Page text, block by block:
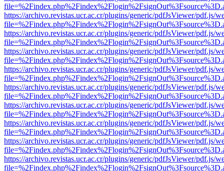
https://archivo.revistas.ucr.ac.cr/plugins/generic/pdfJsViewer/pdf.js/
https://archivo.revistas.ucr.ac.cr/plugins/generic/pdfJsViewer/pdf.js/
https://archivo.revistas.ucr.ac.cr/plugins/generic/pdfJsViewer/pdf.js/
https://archivo.revistas.ucr.ac.cr/plugins/generic/pdfJsViewer/pdf.js/
https://archivo.revistas.ucr.ac.cr/plugins/generic/pdfJsViewer/pdf.js/
https://archivo.revistas.ucr.ac.cr/plugins/generic/pdfJsViewer/pdf.js/
https://archivo.revistas.ucr.ac.cr/plugins/generic/pdfJsViewer/pdf.js/
https://archivo.revistas.ucr.ac.cr/plugins/generic/pdfJsViewer/pdf.js/
https://archivo.revistas.ucr.ac.cr/plugins/generic/pdfJsViewer/pdf.js/